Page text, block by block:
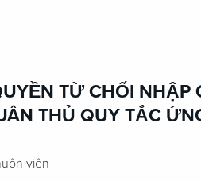
TỪ CHỐI
THỦ QUY TẮC
viên